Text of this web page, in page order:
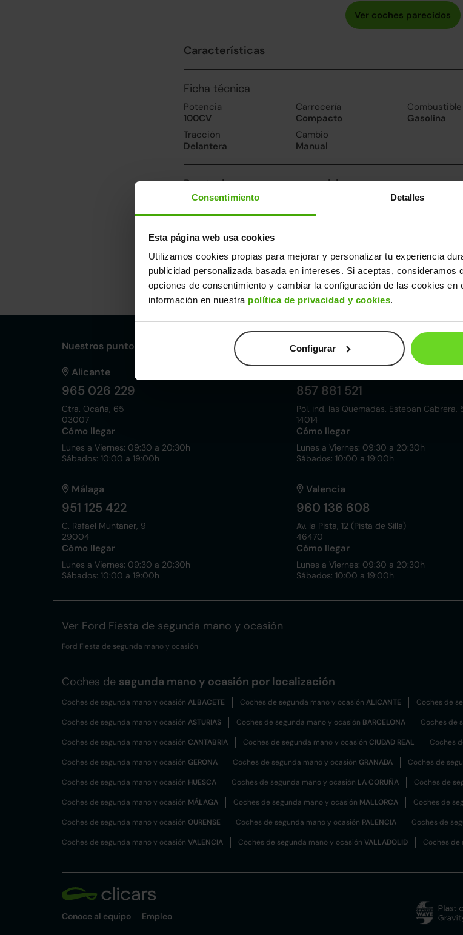
Consentimiento Detalles
Esta página web usa cookies
Utilizamos cookies propias para mejorar y personalizar tu experiencia
publicidad personalizada basada en intereses. Si aceptas,
opciones de consentimiento y cambiar la configuración de las cookies en
información en nuestra política de privacidad y cookies.
Configurar
Características
Ficha técnica
Potencia
100CV
Carrocería
Compacto
Combustible
Gasolina
Tracción
Delantera
Cambio
Manual
Prestaciones, consumo y emisiones
Velocidad máxima
183km/h
10.5segundos
Emisiones
113CO2
5.4l/100
Dimensiones y otros datos
Largo
Ancho
Alto
1,47m
Nuestros puntos de venta Clicars:
Alicante
965 026 229
Ctra. Ocaña, 65
03007
Cómo llegar
Lunes a Viernes: 09:30 a 20:30h
Sábados: 10:00 a 19:00h
857 881 521
Pol. ind. las Quemadas. Esteban Cabrera,
14014
Cómo llegar
Lunes a Viernes: 09:30 a 20:30h
Sábados: 10:00 a 19:00h
Málaga
951 125 422
C. Rafael Muntaner, 9
29004
Cómo llegar
Lunes a Viernes: 09:30 a 20:30h
Sábados: 10:00 a 19:00h
Valencia
960 136 608
Av. la Pista, 12 (Pista de Silla)
46470
Cómo llegar
Lunes a Viernes: 09:30 a 20:30h
Sábados: 10:00 a 19:00h
Ver Ford Fiesta de segunda mano y ocasión
Ford Fiesta de segunda mano y ocasión
Coches de segunda mano y ocasión por localización
Coches de segunda mano y ocasión ALBACETE Coches de segunda mano y ocasión ALICANTE Coches de
Coches de segunda mano y ocasión ASTURIAS Coches de segunda mano y ocasión BARCELONA Coches de
Coches de segunda mano y ocasión CANTABRIA Coches de segunda mano y ocasión CIUDAD REAL Coches
Coches de segunda mano y ocasión GERONA Coches de segunda mano y ocasión GRANADA Coches de
Coches de segunda mano y ocasión HUESCA Coches de segunda mano y ocasión LA CORUÑA Coches de
Coches de segunda mano y ocasión MÁLAGA Coches de segunda mano y ocasión MALLORCA Coches de
Coches de segunda mano y ocasión OURENSE Coches de segunda mano y ocasión PALENCIA Coches de
Coches de segunda mano y ocasión VALENCIA Coches de segunda mano y ocasión VALLADOLID Coches de
Conoce al equipo Empleo